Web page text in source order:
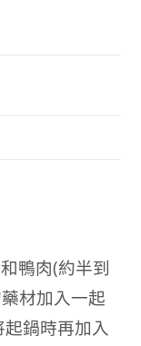
鴨肉(約半到
材加入一起
鍋時再加入